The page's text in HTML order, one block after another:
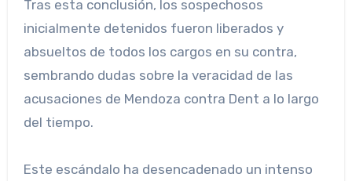
Tras esta conclusión, los sospechosos
inicialmente detenidos fueron liberados y
absueltos de todos los cargos en su contra,
sembrando dudas sobre la veracidad de las
acusaciones de Mendoza contra Dent a lo largo
del tiempo.
Este escándalo ha desencadenado un intenso